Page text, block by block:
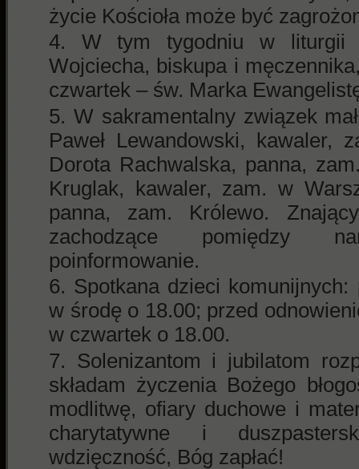
życie Kościoła może być
W tym tygodniu w
Wojciecha, biskupa i
czwartek – św. Marka
W sakramentalny związek
Paweł Lewandowski, kawaler,
Dorota Rachwalska, panna,
Kruglak, kawaler, zam. w
panna, zam. Królewo.
zachodzące pomiędzy
poinformowanie.
Spotkana dzieci
w środę o 18.00; przed
w czwartek o 18.00.
Solenizantom i jubilatom
składam życzenia Bożego
modlitwę, ofiary duchowe i
charytatywne i
wdzięczność, Bóg zapłać!